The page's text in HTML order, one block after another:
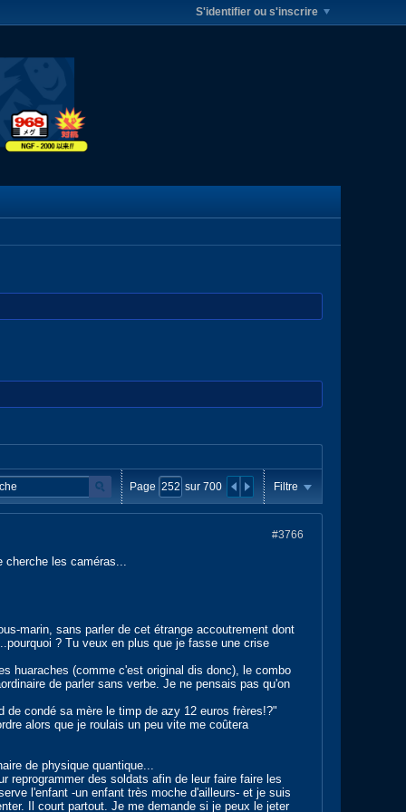
S'identifier ou s'inscrire
Page sur 700 Filtre
#3766
cherche les caméras...
marin, sans parler de cet étrange accoutrement dont
? Tu veux en plus que je fasse une crise
huaraches (comme c'est original dis donc), le combo
de parler sans verbe. Je ne pensais pas qu'on
condé sa mère le timp de azy 12 euros frères!?"
alors que je roulais un peu vite me coûtera
de physique quantique...
reprogrammer des soldats afin de leur faire faire les
l'enfant -un enfant très moche d'ailleurs- et je suis
Il court partout. Je me demande si je peux le jeter